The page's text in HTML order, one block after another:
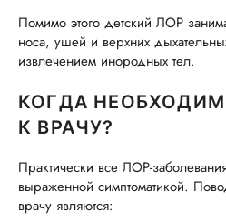
Помимо этого детский ЛОР
носа, ушей и верхних
извлечением инородных тел.
КОГДА
К ВРАЧУ?
Практически все ЛОР-
выраженной симптоматикой.
врачу являются: